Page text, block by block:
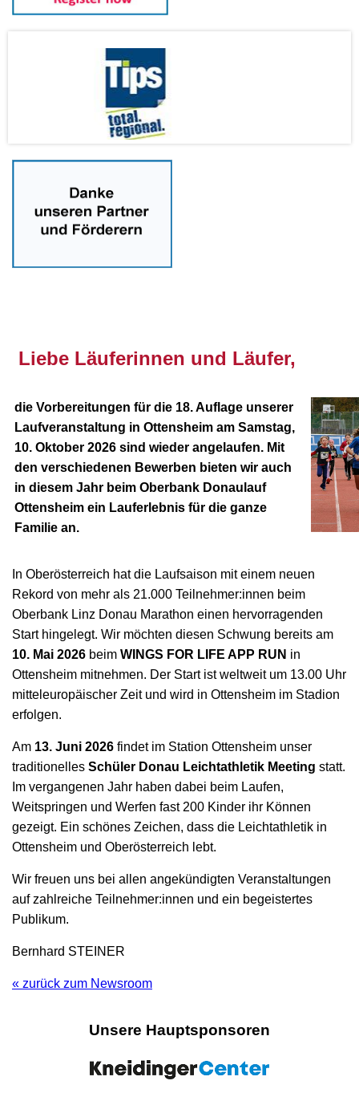
Liebe Läuferinnen und Läufer,
die Vorbereitungen für die 18. Auflage unserer
Laufveranstaltung in Ottensheim am Samstag,
10. Oktober 2026 sind wieder angelaufen. Mit
den verschiedenen Bewerben bieten wir auch
in diesem Jahr beim Oberbank Donaulauf
Ottensheim ein Lauferlebnis für die ganze
Familie an.
In Oberösterreich hat die Laufsaison mit einem neuen
Rekord von mehr als 21.000 Teilnehmer:innen beim
Oberbank Linz Donau Marathon einen hervorragenden
Start hingelegt. Wir möchten diesen Schwung bereits am
10. Mai 2026 beim WINGS FOR LIFE APP RUN in
Ottensheim mitnehmen. Der Start ist weltweit um 13.00 Uhr
mitteleuropäischer Zeit und wird in Ottensheim im Stadion
erfolgen.
Am 13. Juni 2026 findet im Station Ottensheim unser
traditionelles Schüler Donau Leichtathletik Meeting statt.
Im vergangenen Jahr haben dabei beim Laufen,
Weitspringen und Werfen fast 200 Kinder ihr Können
gezeigt. Ein schönes Zeichen, dass die Leichtathletik in
Ottensheim und Oberösterreich lebt.
Wir freuen uns bei allen angekündigten Veranstaltungen
auf zahlreiche Teilnehmer:innen und ein begeistertes
Publikum.
Bernhard STEINER
« zurück zum Newsroom
Unsere Hauptsponsoren